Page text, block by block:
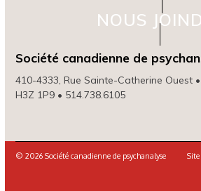
NOUS
Société canadienne de
410-4333, Rue Sainte-Catherine Ouest
H3Z 1P9 • 514.738.6105
© 2026 Société canadienne de psychanalyse Site